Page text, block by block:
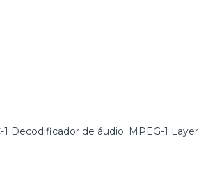
1 Decodificador de áudio: MPEG-1 Layer